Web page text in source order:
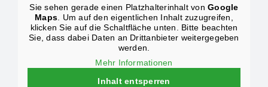
Sie sehen gerade einen Platzhalterinhalt vonGoogle
Maps . Um auf den eigentlichen Inhalt zuzugreifen,
klicken Sie auf die Schaltfläche unten. Bitte beachten
Sie, dass dabei Daten an Drittanbieter weitergegeben
werden.
Mehr Informationen
Inhalt entsperren